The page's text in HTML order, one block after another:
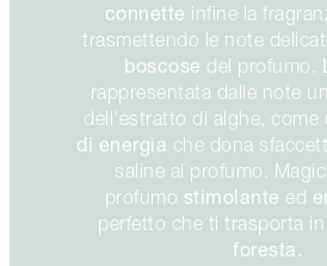
connette infine la
trasmettendo le note
boscose del profumo.
rappresentata dalle note
dell'estratto di alghe, come
di energia che dona
saline al profumo.
profumo stimolante ed
perfetto che ti trasporta
foresta.